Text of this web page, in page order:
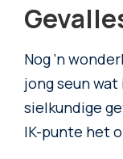
Nog ‘n
jong seun wat
sielkundige
IK-punte het